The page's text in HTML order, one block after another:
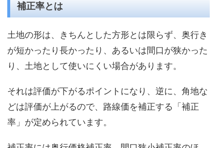
補正率とは
土地の形は、きちんとした方形とは限らず、奥行き
が短かったり長かったり、あるいは間口が狭かった
り、土地として使いにくい場合があります。
それは評価が下がるポイントになり、逆に、角地な
どは評価が上がるので、路線価を補正する「補正
率」が定められています。